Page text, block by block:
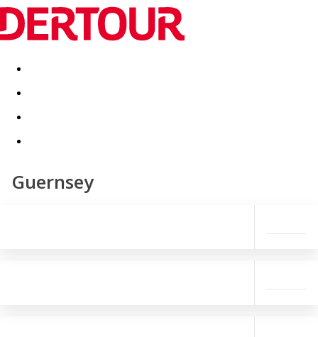
Destinatii Vacanta perfecta OFERTE DE NERATAT
Guernsey